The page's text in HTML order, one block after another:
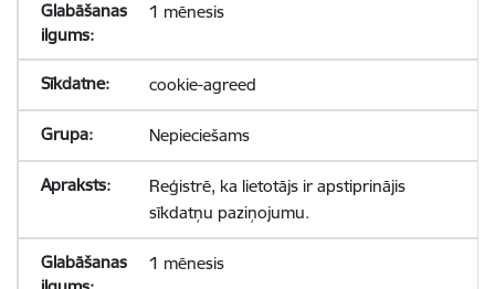
1 mēnesis
cookie-agreed
Nepieciešams
Reģistrē, ka lietotājs ir apstiprinājis
sīkdatņu paziņojumu.
1 mēnesis